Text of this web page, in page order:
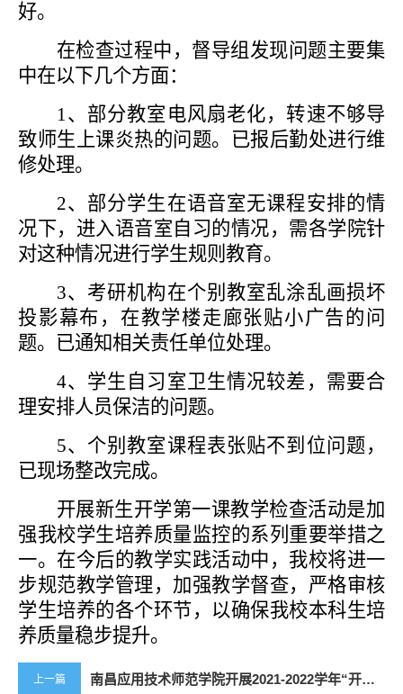
好。
在检查过程中，督导组发现问题主要集
中在以下几个方面：
1、 部分教室电风扇老化，转速不够导
致师生上课炎热的问题。已报后勤处进行维
修处理。
2、 部分学生在语音室无课程安排的情
况下，进入语音室自习的情况，需各学院针
对这种情况进行学生规则教育。
3、 考研机构在个别教室乱涂乱画损坏
投影幕布，在教学楼走廊张贴小广告的问
题。已通知相关责任单位处理。
4、 学生自习室卫生情况较差，需要合
理安排人员保洁的问题。
5、 个别教室课程表张贴不到位问题，
已现场整改完成。
开展新生开学第一课教学检查活动是加
强我校学生培养质量监控的系列重要举措之
一。在今后的教学实践活动中，我校将进一
步规范教学管理，加强教学督查，严格审核
学生培养的各个环节，以确保我校本科生培
养质量稳步提升。
上一篇 南昌应用技术师范学院开展2021-2022学年“开学第一课”教学检查情况报告